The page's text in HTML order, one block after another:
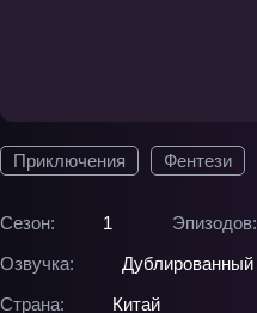
Приключения Фентези
Сезон: 1 Эпизодов:
Озвучка:
Дублированный
Страна:
Китай